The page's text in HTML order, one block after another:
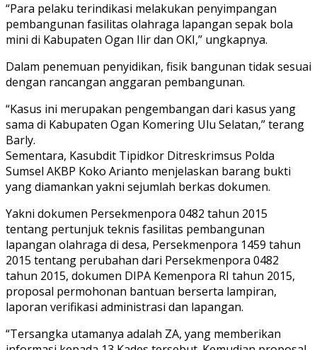
“Para pelaku terindikasi melakukan penyimpangan
pembangunan fasilitas olahraga lapangan sepak bola
mini di Kabupaten Ogan Ilir dan OKI,” ungkapnya.
Dalam penemuan penyidikan, fisik bangunan tidak sesuai
dengan rancangan anggaran pembangunan.
“Kasus ini merupakan pengembangan dari kasus yang
sama di Kabupaten Ogan Komering Ulu Selatan,” terang
Barly.
Sementara, Kasubdit Tipidkor Ditreskrimsus Polda
Sumsel AKBP Koko Arianto menjelaskan barang bukti
yang diamankan yakni sejumlah berkas dokumen.
Yakni dokumen Persekmenpora 0482 tahun 2015
tentang pertunjuk teknis fasilitas pembangunan
lapangan olahraga di desa, Persekmenpora 1459 tahun
2015 tentang perubahan dari Persekmenpora 0482
tahun 2015, dokumen DIPA Kemenpora RI tahun 2015,
proposal permohonan bantuan berserta lampiran,
laporan verifikasi administrasi dan lapangan.
“Tersangka utamanya adalah ZA, yang memberikan